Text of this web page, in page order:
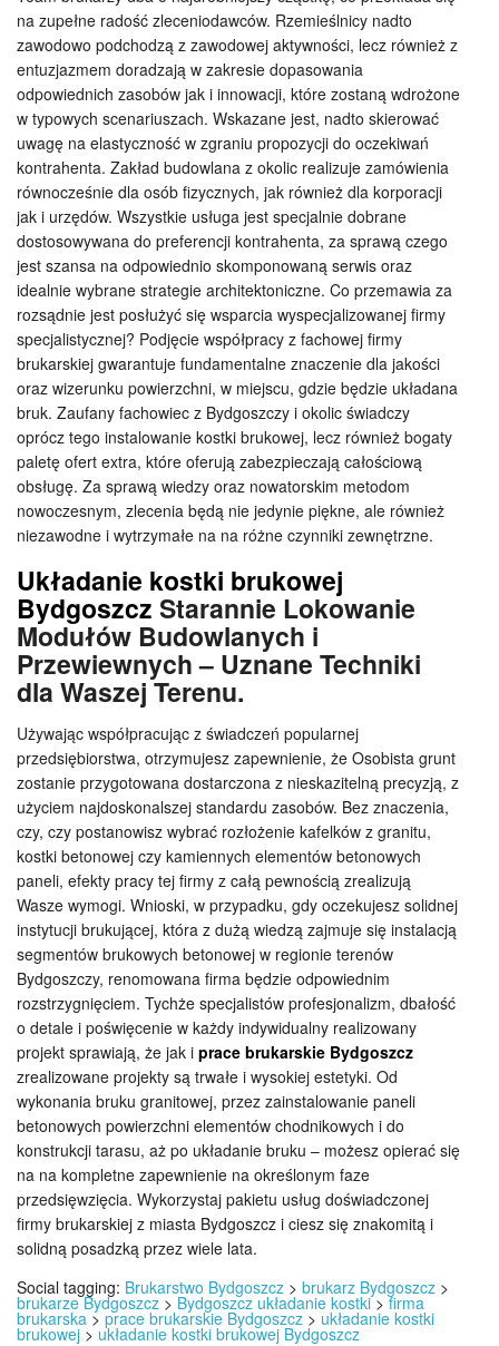
na zupełne radość zleceniodawców. Rzemieślnicy nadto
zawodowo podchodzą z zawodowej aktywności, lecz również z
entuzjazmem doradzają w zakresie dopasowania
odpowiednich zasobów jak i innowacji, które zostaną wdrożone
w typowych scenariuszach. Wskazane jest, nadto skierować
uwagę na elastyczność w zgraniu propozycji do oczekiwań
kontrahenta. Zakład budowlana z okolic realizuje zamówienia
równocześnie dla osób fizycznych, jak również dla korporacji
jak i urzędów. Wszystkie usługa jest specjalnie dobrane
dostosowywana do preferencji kontrahenta, za sprawą czego
jest szansa na odpowiednio skomponowaną serwis oraz
idealnie wybrane strategie architektoniczne. Co przemawia za
rozsądnie jest posłużyć się wsparcia wyspecjalizowanej firmy
specjalistycznej? Podjęcie współpracy z fachowej firmy
brukarskiej gwarantuje fundamentalne znaczenie dla jakości
oraz wizerunku powierzchni, w miejscu, gdzie będzie układana
bruk. Zaufany fachowiec z Bydgoszczy i okolic świadczy
oprócz tego instalowanie kostki brukowej, lecz również bogaty
paletę ofert extra, które oferują zabezpieczają całościową
obsługę. Za sprawą wiedzy oraz nowatorskim metodom
nowoczesnym, zlecenia będą nie jedynie piękne, ale również
niezawodne i wytrzymałe na na różne czynniki zewnętrzne.
Układanie kostki brukowej
Bydgoszcz Starannie Lokowanie
Modułów Budowlanych i
Przewiewnych – Uznane Techniki
dla Waszej Terenu.
Używając współpracując z świadczeń popularnej
przedsiębiorstwa, otrzymujesz zapewnienie, że Osobista grunt
zostanie przygotowana dostarczona z nieskazitelną precyzją, z
użyciem najdoskonalszej standardu zasobów. Bez znaczenia,
czy, czy postanowisz wybrać rozłożenie kafelków z granitu,
kostki betonowej czy kamiennych elementów betonowych
paneli, efekty pracy tej firmy z całą pewnością zrealizują
Wasze wymogi. Wnioski, w przypadku, gdy oczekujesz solidnej
instytucji brukującej, która z dużą wiedzą zajmuje się instalacją
segmentów brukowych betonowej w regionie terenów
Bydgoszczy, renomowana firma będzie odpowiednim
rozstrzygnięciem. Tychże specjalistów profesjonalizm, dbałość
o detale i poświęcenie w każdy indywidualny realizowany
projekt sprawiają, że jak i prace brukarskie Bydgoszcz
zrealizowane projekty są trwałe i wysokiej estetyki. Od
wykonania bruku granitowej, przez zainstalowanie paneli
betonowych powierzchni elementów chodnikowych i do
konstrukcji tarasu, aż po układanie bruku – możesz opierać się
na na kompletne zapewnienie na określonym faze
przedsięwzięcia. Wykorzystaj pakietu usług doświadczonej
firmy brukarskiej z miasta Bydgoszcz i ciesz się znakomitą i
solidną posadzką przez wiele lata.
Social tagging: Brukarstwo Bydgoszcz > brukarz Bydgoszcz >
brukarze Bydgoszcz > Bydgoszcz układanie kostki>firma
brukarska > prace brukarskie Bydgoszcz > układanie kostki
brukowej > układanie kostki brukowej Bydgoszcz